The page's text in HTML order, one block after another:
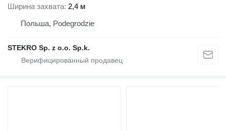
Ширина захвата 2,4 м
Польша, Podegrodzie
STEKRO Sp. z o.o. Sp.k.